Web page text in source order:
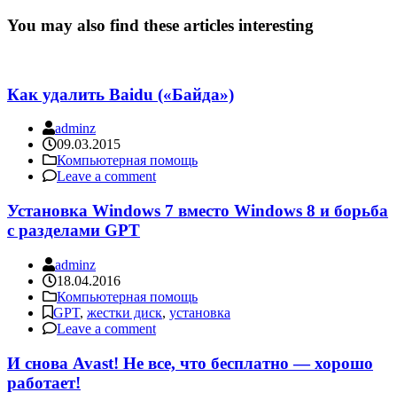
You may also find these articles interesting
Как удалить Baidu («Байда»)
adminz
09.03.2015
Компьютерная помощь
Leave a comment
Установка Windows 7 вместо Windows 8 и борьба
с разделами GPT
adminz
18.04.2016
Компьютерная помощь
GPT, жестки диск, установка
Leave a comment
И снова Avast! Не все, что бесплатно — хорошо
работает!